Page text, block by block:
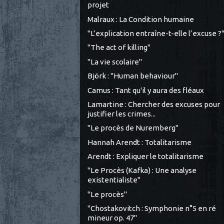
projet
Malraux : La Condition humaine
"L’explication entraîne-t-elle l’excuse ?"
"The act of killing"
"La vie scolaire"
Björk : "Human behaviour"
Camus : Tant qu'il y aura des fléaux
Lamartine : Chercher des excuses pour
justifier les crimes...
"Le procès de Nuremberg"
Hannah Arendt : Totalitarisme
Arendt : Expliquer le totalitarisme
"Le Procès (Kafka) : Une analyse
existentialiste"
"Le procès"
"Chostakovitch : Symphonie n°5 en ré
mineur op. 47"